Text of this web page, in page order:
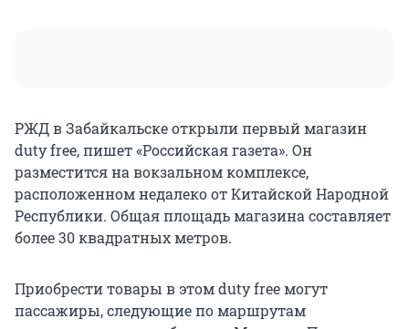
РЖД в Забайкальске открыли первый магазин
duty free, пишет «Российская газета». Он
разместится на вокзальном комплексе,
расположенном недалеко от Китайской Народной
Республики. Общая площадь магазина составляет
более 30 квадратных метров.
Приобрести товары в этом duty free могут
пассажиры, следующие по маршрутам